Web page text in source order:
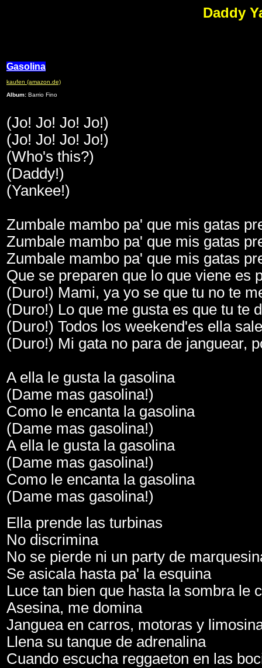
Daddy
Gasolina
kaufen (amazon.de)
Album: Barrio Fino
(Jo! Jo! Jo! Jo!)
(Jo! Jo! Jo! Jo!)
(Who's this?)
(Daddy!)
(Yankee!)
Zumbale mambo pa' que mis gatas
Zumbale mambo pa' que mis gatas
Zumbale mambo pa' que mis gatas
Que se preparen que lo que viene es
(Duro!) Mami, ya yo se que tu no te
(Duro!) Lo que me gusta es que tu te
(Duro!) Todos los weekend'es ella
(Duro!) Mi gata no para de janguear,
A ella le gusta la gasolina
(Dame mas gasolina!)
Como le encanta la gasolina
(Dame mas gasolina!)
A ella le gusta la gasolina
(Dame mas gasolina!)
Como le encanta la gasolina
(Dame mas gasolina!)
Ella prende las turbinas
No discrimina
No se pierde ni un party de
Se asicala hasta pa' la esquina
Luce tan bien que hasta la sombra le
Asesina, me domina
Janguea en carros, motoras y
Llena su tanque de adrenalina
Cuando escucha reggaeton en las